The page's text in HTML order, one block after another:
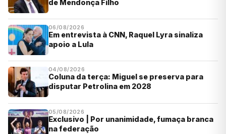
de Mendonça Filho
06/08/2026
Em entrevista à CNN, Raquel Lyra sinaliza
apoio a Lula
04/08/2026
Coluna da terça: Miguel se preserva para
disputar Petrolina em 2028
05/08/2026
Exclusivo | Por unanimidade, fumaça branca
na federação